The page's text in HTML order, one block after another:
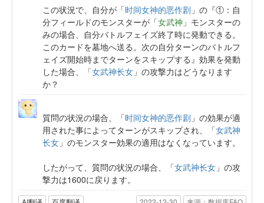
この状況で、自分が「时间女神的恶作剧 」の『①：自
分フィールドのモンスターが「女武神 」モンスターの
みの場合、自分バトルフェイズ終了時に発動できる。
このカードを墓地へ送る。次の自分ターンのバトルフ
ェイズ開始時までターンをスキップする』効果を発動
した場合、「女武神长女 」の攻撃力はどうなります
か？
質問の状況の場合、「时间女神的恶作剧 」の効果が適
用された事によってターンがスキップされ、「女武神
长女 」のモンスター効果の適用はなくなっています。
したがって、質問の状況の場合、「女武神长女 」の攻
撃力は1600に戻ります。